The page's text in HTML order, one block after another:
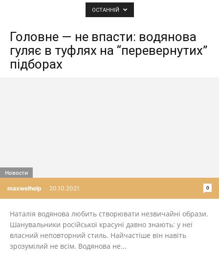
ОСТАННІЙ
Головне — не впасти: водянова
гуляє в туфлях на “перевернутих”
підборах
maxwelhelp - 20.10.2021 0
Новости
Наталія водянова любить створювати незвичайні образи.
Шанувальники російської красуні давно знають: у неї
власний неповторний стиль. Найчастіше він навіть
зрозумілий не всім. Водянова не...